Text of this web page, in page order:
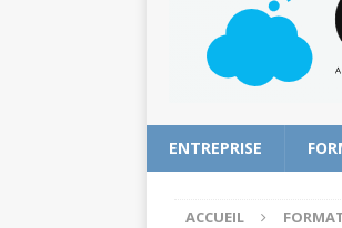
ENTREPRISE
ACCUEIL